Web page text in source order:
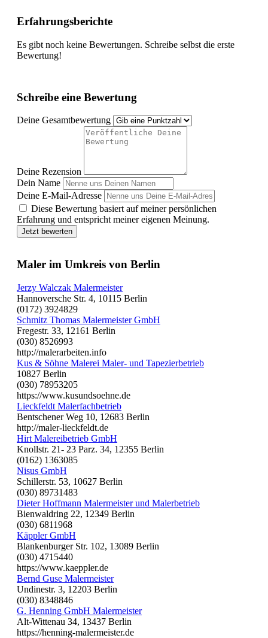
Erfahrungsberichte
Es gibt noch keine Bewertungen. Schreibe selbst die erste
Bewertung!
Schreibe eine Bewertung
Deine Gesamtbewertung
Deine Rezension
Dein Name
Deine E-Mail-Adresse
Diese Bewertung basiert auf meiner persönlichen
Erfahrung und entspricht meiner eigenen Meinung.
Jetzt bewerten
Maler im Umkreis von Berlin
Jerzy Walczak Malermeister
Hannoversche Str. 4, 10115 Berlin
(0172) 3924829
Schmitz Thomas Malermeister GmbH
Fregestr. 33, 12161 Berlin
(030) 8526993
http://malerarbeiten.info
Kus & Söhne Malerei Maler- und Tapezierbetrieb
10827 Berlin
(030) 78953205
https://www.kusundsoehne.de
Lieckfeldt Malerfachbetrieb
Bentschener Weg 10, 12683 Berlin
http://maler-lieckfeldt.de
Hirt Malereibetrieb GmbH
Knollstr. 21- 23 Parz. 34, 12355 Berlin
(0162) 1363085
Nisus GmbH
Schillerstr. 53, 10627 Berlin
(030) 89731483
Dieter Hoffmann Malermeister und Malerbetrieb
Bienwaldring 22, 12349 Berlin
(030) 6811968
Käppler GmbH
Blankenburger Str. 102, 13089 Berlin
(030) 4715440
https://www.kaeppler.de
Bernd Guse Malermeister
Undinestr. 3, 12203 Berlin
(030) 8348846
G. Henning GmbH Malermeister
Alt-Wittenau 34, 13437 Berlin
https://henning-malermeister.de